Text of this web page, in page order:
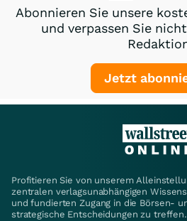
Abonnieren Sie unsere
und verpassen Sie
Jetzt
Profitieren Sie von unserem
zentralen verlagsunabhängigen
und fundierten Zugang in die Börsen-
strategische Entscheidungen zu treffen.